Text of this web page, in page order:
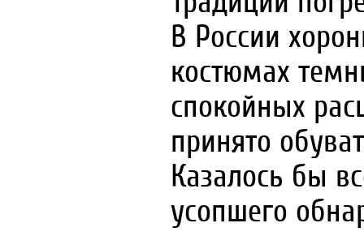
В России
костюмах
спокойных
принято
Казалось бы
усопшего